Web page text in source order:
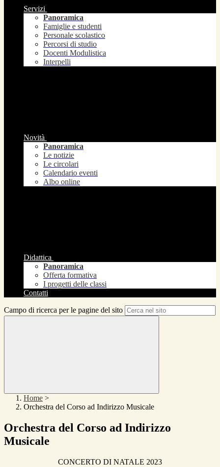
Servizi
Panoramica
Famiglie e studenti
Personale scolastico
Percorsi di studio
Docenti Modulistica
Interpelli
Novità
Panoramica
Le notizie
Le circolari
Calendario eventi
Albo online
Didattica
Panoramica
Offerta formativa
I progetti delle classi
Contatti
Campo di ricerca per le pagine del sito
Home >
Orchestra del Corso ad Indirizzo Musicale
Orchestra del Corso ad Indirizzo
Musicale
CONCERTO DI NATALE 2023